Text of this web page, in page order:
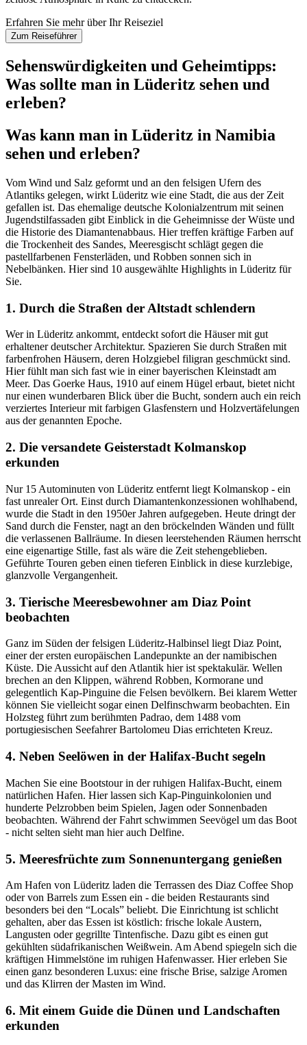
Erfahren Sie mehr über Ihr Reiseziel
Zum Reiseführer
Sehenswürdigkeiten und Geheimtipps:
Was sollte man in Lüderitz sehen und
erleben?
Was kann man in Lüderitz in Namibia
sehen und erleben?
Vom Wind und Salz geformt und an den felsigen Ufern des
Atlantiks gelegen, wirkt Lüderitz wie eine Stadt, die aus der Zeit
gefallen ist. Das ehemalige deutsche Kolonialzentrum mit seinen
Jugendstilfassaden gibt Einblick in die Geheimnisse der Wüste und
die Historie des Diamantenabbaus. Hier treffen kräftige Farben auf
die Trockenheit des Sandes, Meeresgischt schlägt gegen die
pastellfarbenen Fensterläden, und Robben sonnen sich in
Nebelbänken. Hier sind 10 ausgewählte Highlights in Lüderitz für
Sie.
1. Durch die Straßen der Altstadt schlendern
Wer in Lüderitz ankommt, entdeckt sofort die Häuser mit gut
erhaltener deutscher Architektur. Spazieren Sie durch Straßen mit
farbenfrohen Häusern, deren Holzgiebel filigran geschmückt sind.
Hier fühlt man sich fast wie in einer bayerischen Kleinstadt am
Meer. Das Goerke Haus, 1910 auf einem Hügel erbaut, bietet nicht
nur einen wunderbaren Blick über die Bucht, sondern auch ein reich
verziertes Interieur mit farbigen Glasfenstern und Holzvertäfelungen
aus der genannten Epoche.
2. Die versandete Geisterstadt Kolmanskop
erkunden
Nur 15 Autominuten von Lüderitz entfernt liegt Kolmanskop - ein
fast unrealer Ort. Einst durch Diamantenkonzessionen wohlhabend,
wurde die Stadt in den 1950er Jahren aufgegeben. Heute dringt der
Sand durch die Fenster, nagt an den bröckelnden Wänden und füllt
die verlassenen Ballräume. In diesen leerstehenden Räumen herrscht
eine eigenartige Stille, fast als wäre die Zeit stehengeblieben.
Geführte Touren geben einen tieferen Einblick in diese kurzlebige,
glanzvolle Vergangenheit.
3. Tierische Meeresbewohner am Diaz Point
beobachten
Ganz im Süden der felsigen Lüderitz-Halbinsel liegt Diaz Point,
einer der ersten europäischen Landepunkte an der namibischen
Küste. Die Aussicht auf den Atlantik hier ist spektakulär. Wellen
brechen an den Klippen, während Robben, Kormorane und
gelegentlich Kap-Pinguine die Felsen bevölkern. Bei klarem Wetter
können Sie vielleicht sogar einen Delfinschwarm beobachten. Ein
Holzsteg führt zum berühmten Padrao, dem 1488 vom
portugiesischen Seefahrer Bartolomeu Dias errichteten Kreuz.
4. Neben Seelöwen in der Halifax-Bucht segeln
Machen Sie eine Bootstour in der ruhigen Halifax-Bucht, einem
natürlichen Hafen. Hier lassen sich Kap-Pinguinkolonien und
hunderte Pelzrobben beim Spielen, Jagen oder Sonnenbaden
beobachten. Während der Fahrt schwimmen Seevögel um das Boot
- nicht selten sieht man hier auch Delfine.
5. Meeresfrüchte zum Sonnenuntergang genießen
Am Hafen von Lüderitz laden die Terrassen des Diaz Coffee Shop
oder von Barrels zum Essen ein - die beiden Restaurants sind
besonders bei den “Locals” beliebt. Die Einrichtung ist schlicht
gehalten, aber das Essen ist köstlich: frische lokale Austern,
Langusten oder gegrillte Tintenfische. Dazu gibt es einen gut
gekühlten südafrikanischen Weißwein. Am Abend spiegeln sich die
kräftigen Himmelstöne im ruhigen Hafenwasser. Hier erleben Sie
einen ganz besonderen Luxus: eine frische Brise, salzige Aromen
und das Klirren der Masten im Wind.
6. Mit einem Guide die Dünen und Landschaften
erkunden